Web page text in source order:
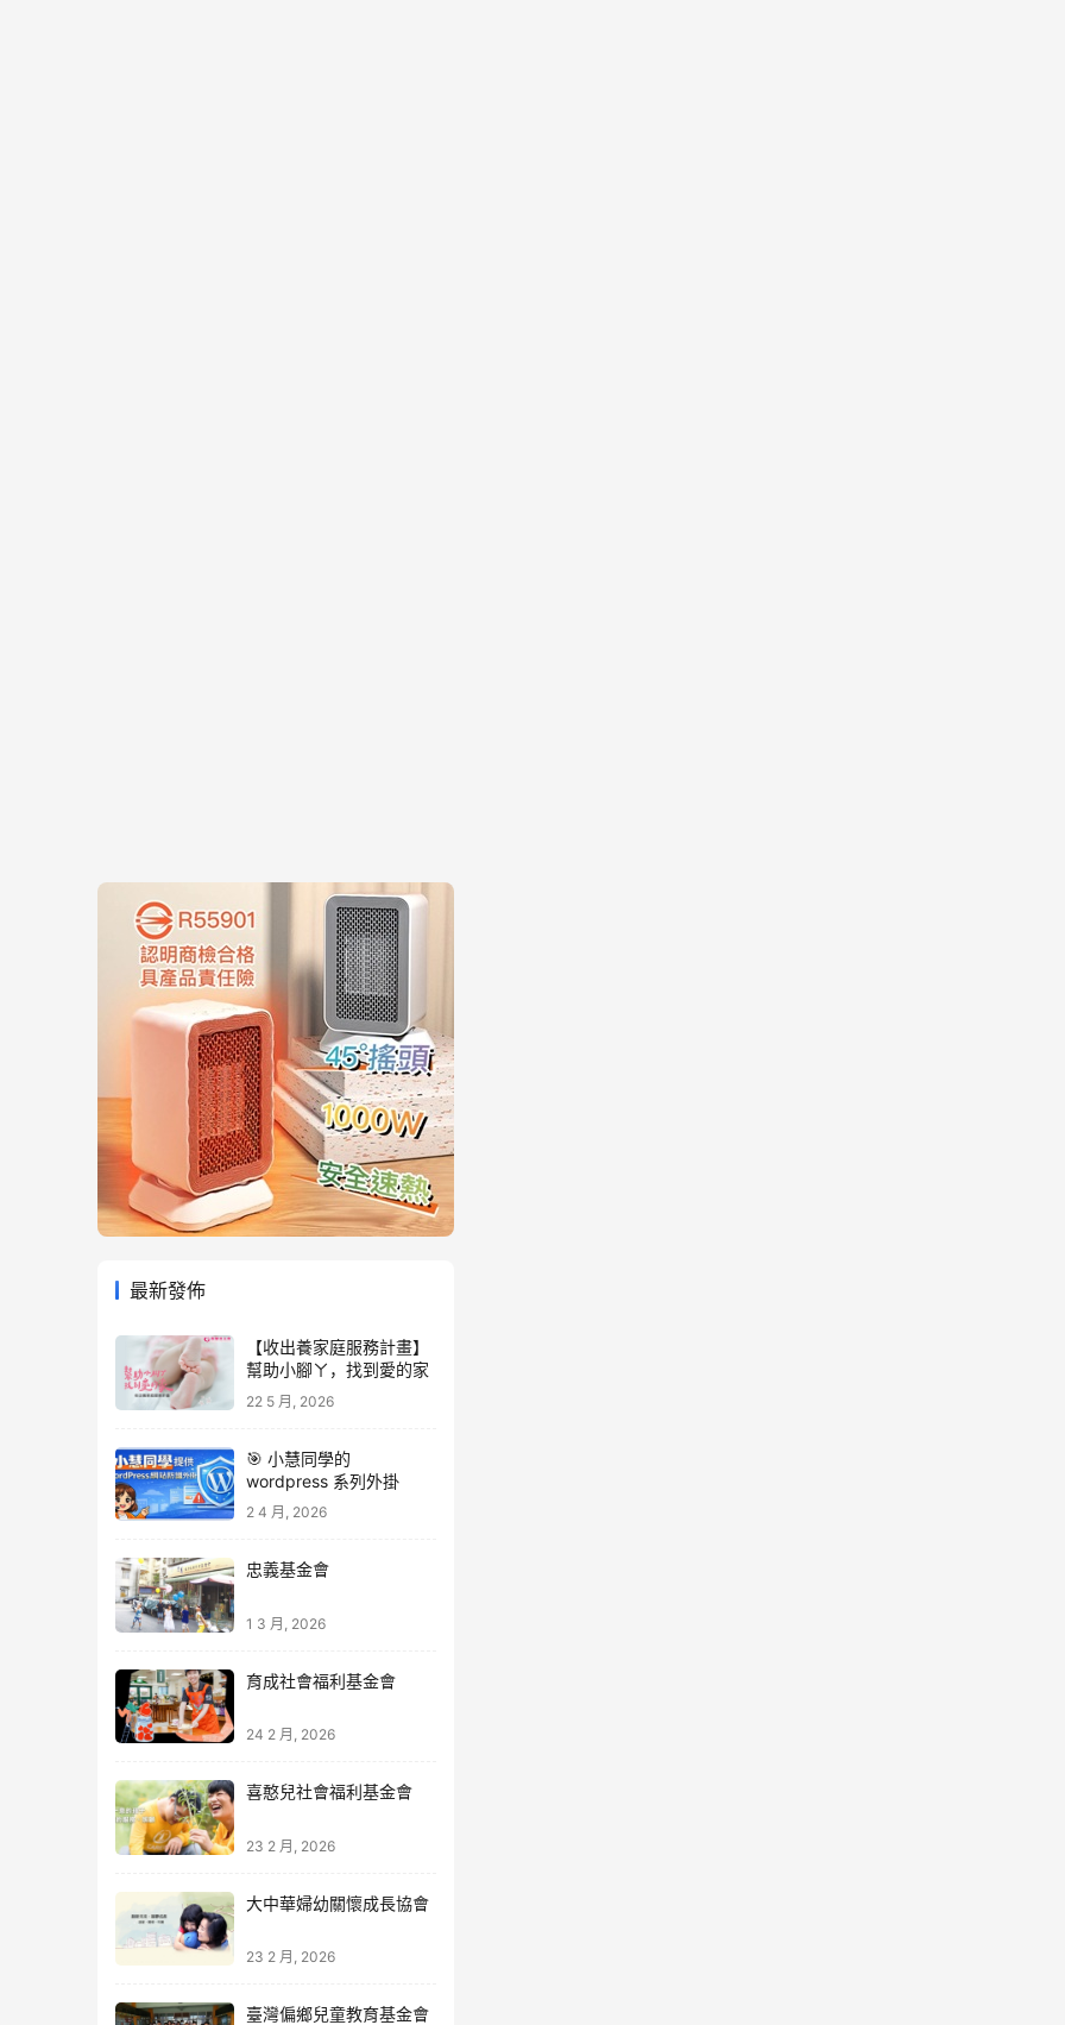
最新發佈
【收出養家庭服務計畫】
幫助小腳ㄚ，找到愛的家
22 5 月, 2026
🎯 小慧同學的
wordpress 系列外掛
2 4 月, 2026
忠義基金會
1 3 月, 2026
育成社會福利基金會
24 2 月, 2026
喜憨兒社會福利基金會
23 2 月, 2026
大中華婦幼關懷成長協會
23 2 月, 2026
臺灣偏鄉兒童教育基金會